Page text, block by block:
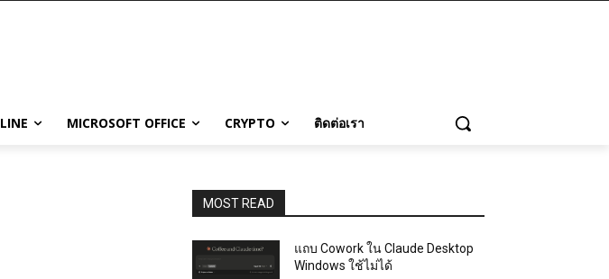
LINE MICROSOFT OFFICE CRYPTO ติดต่อเรา
MOST READ
แถบ Cowork ใน Claude Desktop
Windows ใช้ไม่ได้